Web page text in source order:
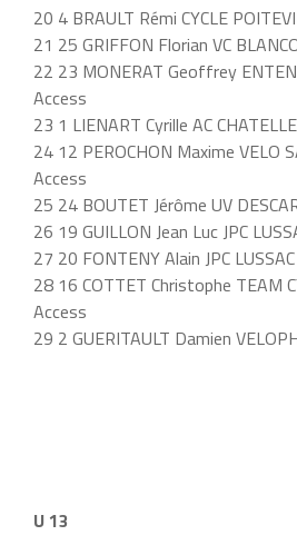
20 4 BRAULT Rémi CYCLE
21 25 GRIFFON Florian VC
22 23 MONERAT Geoffrey
Access
23 1 LIENART Cyrille AC
24 12 PEROCHON Maxime VELO
Access
25 24 BOUTET Jérôme UV
26 19 GUILLON Jean Luc JPC
27 20 FONTENY Alain JPC
28 16 COTTET Christophe TEAM
Access
29 2 GUERITAULT Damien
U 13